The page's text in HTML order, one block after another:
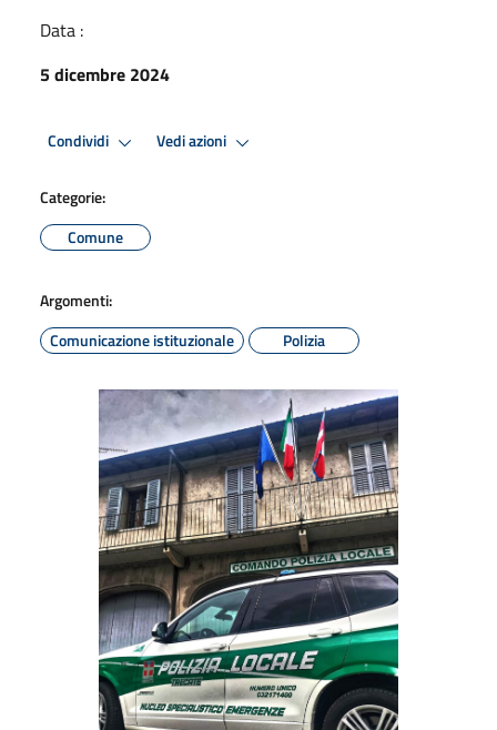
Data :
5 dicembre 2024
Condividi Vedi azioni
Categorie:
Comune
Argomenti:
Comunicazione istituzionale
Polizia